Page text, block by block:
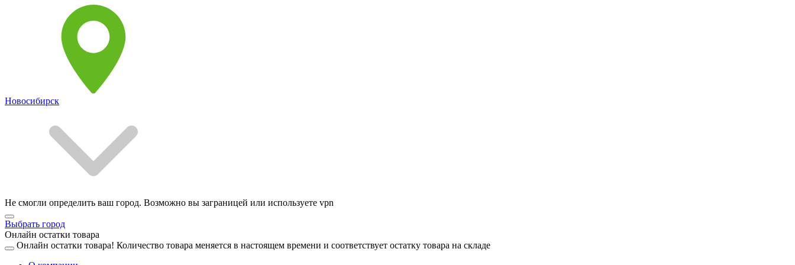
Новосибирск
Не смогли определить ваш город. Возможно вы заграницей или используете vpn
Выбрать город
Онлайн остатки товара
Онлайн остатки товара! Количество товара меняется в настоящем времени и соответствует остатку товара на складе